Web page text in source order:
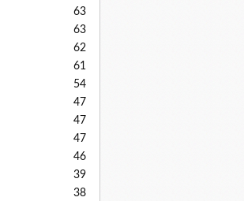
63
63
62
61
54
47
47
47
46
39
38